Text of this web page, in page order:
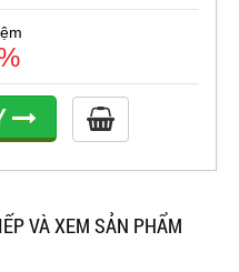
VÀ XEM SẢN PHẨM